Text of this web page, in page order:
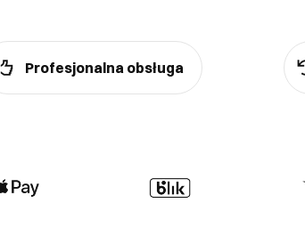
Profesjonalna obsługa